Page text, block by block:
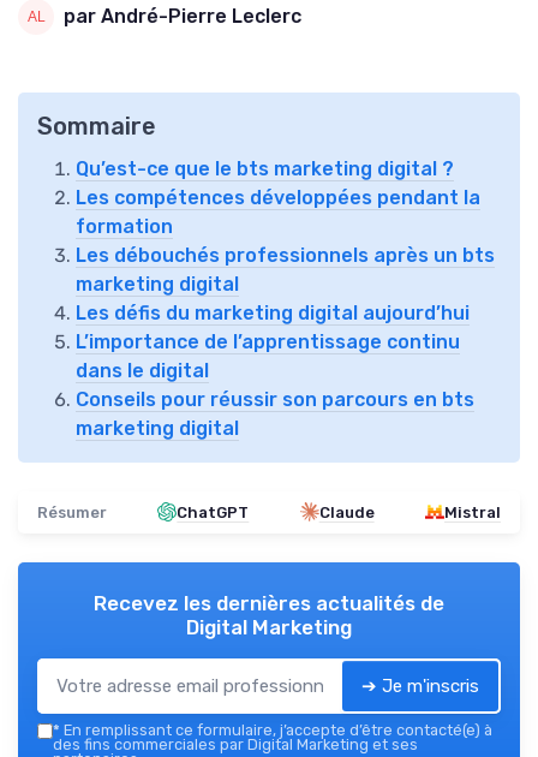
par André-Pierre Leclerc
Sommaire
Qu’est-ce que le bts marketing digital ?
Les compétences développées pendant la
formation
Les débouchés professionnels après un bts
marketing digital
Les défis du marketing digital aujourd’hui
L’importance de l’apprentissage continu
dans le digital
Conseils pour réussir son parcours en bts
marketing digital
Résumer ChatGPT Claude Mistral
Recevez les dernières actualités de
Digital Marketing
➔ Je m'inscris
* En remplissant ce formulaire, j’accepte d’être contacté(e) à
des fins commerciales par Digital Marketing et ses